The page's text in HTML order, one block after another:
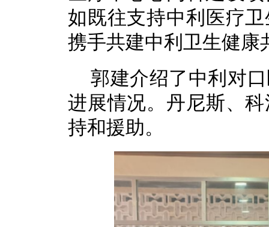
如既往支持中利医疗
携手共建中利卫生健康
郭建介绍了中利对
进展情况。丹尼斯、
持和援助。